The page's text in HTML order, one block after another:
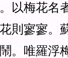
以梅花名
則寥寥。
。唯羅浮